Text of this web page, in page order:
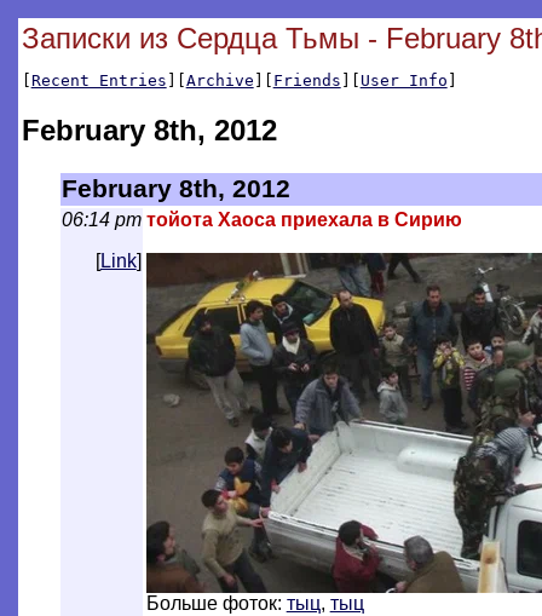
Записки из Сердца Тьмы - February
[Recent Entries ][Archive ][ Friends ][ User Info ]
February 8th, 2012
February 8th, 2012
06:14 pm
Link]
тойота Хаоса приехала в Сирию
Больше фоток: тыц, тыц